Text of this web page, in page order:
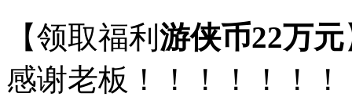
【领取福利 游侠币22万元
感谢老板！！！！！！！